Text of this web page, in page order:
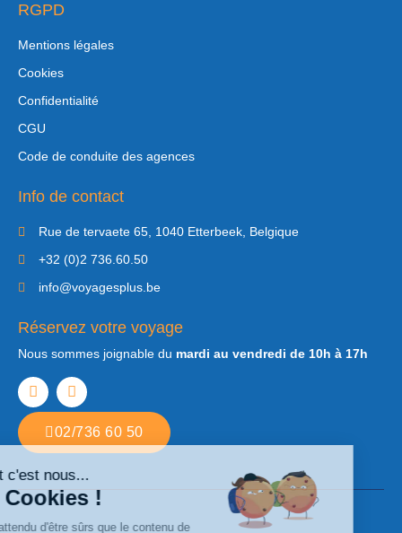
RGPD
Mentions légales
Cookies
Confidentialité
CGU
Code de conduite des agences
Info de contact
Rue de tervaete 65, 1040 Etterbeek, Belgique
+32 (0)2 736.60.50
info@voyagesplus.be
Réservez votre voyage
Nous sommes joignable du mardi au vendredi de 10h à 17h
02/736 60 50